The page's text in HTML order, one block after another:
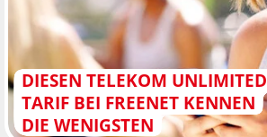
DIESEN TELEKOM UNLIMITED
TARIF BEI FREENET KENNEN
DIE WENIGSTEN